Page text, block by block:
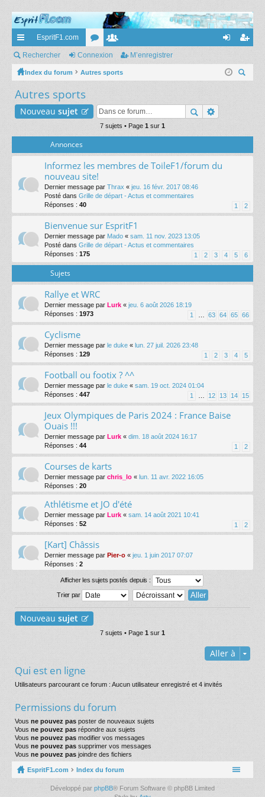
cc
ès
ra
pi
EspritF1.com
or
u
s
e
m
es
ne nr
Rechercher Connexion M’enregistrer
Index du forum
Autres sports
Autres sports
Nouveau sujet
7 sujets • Page 1 sur 1
Annonces
Informez les membres de ToileF1/forum du
nouveau site!
Dernier message par Thrax « jeu. 16 févr. 2017 08:46
Posté dans Grille de départ - Actus et commentaires
Réponses : 40 1 2
Bienvenue sur EspritF1
Dernier message par Mado « sam. 11 nov. 2023 13:05
Posté dans Grille de départ - Actus et commentaires
Réponses : 175 1 2 3 4 5 6
Sujets
Rallye et WRC
Dernier message par Lurk « jeu. 6 août 2026 18:19
Réponses : 1973 1 63 64 65 66
Cyclisme
Dernier message par le duke « lun. 27 juil. 2026 23:48
Réponses : 129 1 2 3 4 5
Football ou footix ? ^^
Dernier message par le duke « sam. 19 oct. 2024 01:04
Réponses : 447 1 12 13 14 15
Jeux Olympiques de Paris 2024 : France Baise
Ouais !!!
Dernier message par Lurk « dim. 18 août 2024 16:17
Réponses : 44 1 2
Courses de karts
Dernier message par chris_lo « lun. 11 avr. 2022 16:05
Réponses : 20
Athlétisme et JO d'été
Dernier message par Lurk « sam. 14 août 2021 10:41
Réponses : 52 1 2
[Kart] Châssis
Dernier message par Pier-o « jeu. 1 juin 2017 07:07
Réponses : 2
Afficher les sujets postés depuis :
Trier par
Nouveau sujet
7 sujets • Page 1 sur 1
Aller à
Qui est en ligne
Utilisateurs parcourant ce forum : Aucun utilisateur enregistré et 4 invités
Permissions du forum
Vous ne pouvez pas poster de nouveaux sujets
Vous ne pouvez pas répondre aux sujets
Vous ne pouvez pas modifier vos messages
Vous ne pouvez pas supprimer vos messages
Vous ne pouvez pas joindre des fichiers
EspritF1.com Index du forum
Développé par phpBB® Forum Software © phpBB Limited